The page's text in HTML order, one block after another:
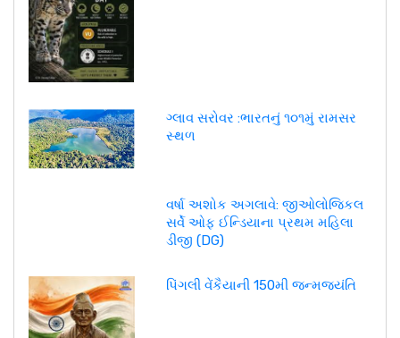
ગ્લાવ સરોવર :ભારતનું ૧૦૧મું રામસર
સ્થળ
વર્ષા અશોક અગલાવે: જીઓલોજિકલ
સર્વે ઓફ ઈન્ડિયાના પ્રથમ મહિલા
ડીજી (DG)
પિંગલી વેંકૈયાની 150મી જન્મજયંતિ